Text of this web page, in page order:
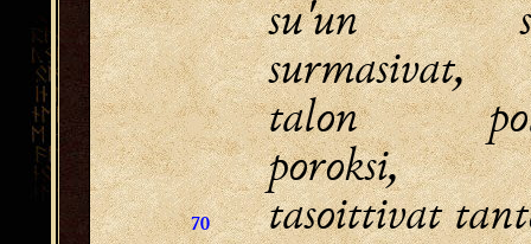
70
su'un
surmasivat,
talon
poroksi,
tasoittivat